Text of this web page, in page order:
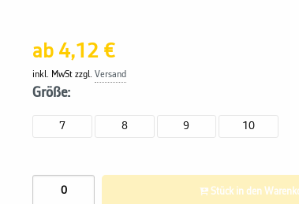
ab 4,12 €
inkl. MwSt zzgl.Versand
Größe:
7 8 9 10
Stück in den